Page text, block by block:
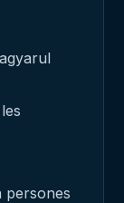
persones